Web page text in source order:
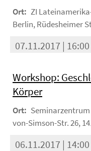
Ort: ZI
Berlin, Rüdesheimer
07.11.2017 |
Workshop:
Körper
Ort:
von-Simson-Str. 26,
06.11.2017 |